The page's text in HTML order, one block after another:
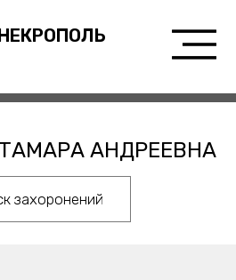
АНДРЕЕВНА
захоронений